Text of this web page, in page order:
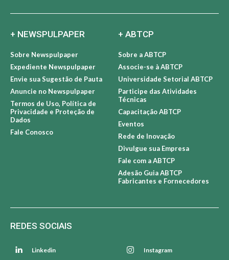
+ NEWSPULPAPER
Sobre Newspulpaper
Expediente Newspulpaper
Envie sua Sugestão de Pauta
Anuncie no Newspulpaper
Termos de Uso, Política de
Privacidade e Proteção de
Dados
Fale Conosco
+ ABTCP
Sobre a ABTCP
Associe-se à ABTCP
Universidade Setorial ABTCP
Participe das Atividades
Técnicas
Capacitação ABTCP
Eventos
Rede de Inovação
Divulgue sua Empresa
Fale com a ABTCP
Adesão Guia ABTCP
Fabricantes e Fornecedores
REDES SOCIAIS
Linkedin Instagram